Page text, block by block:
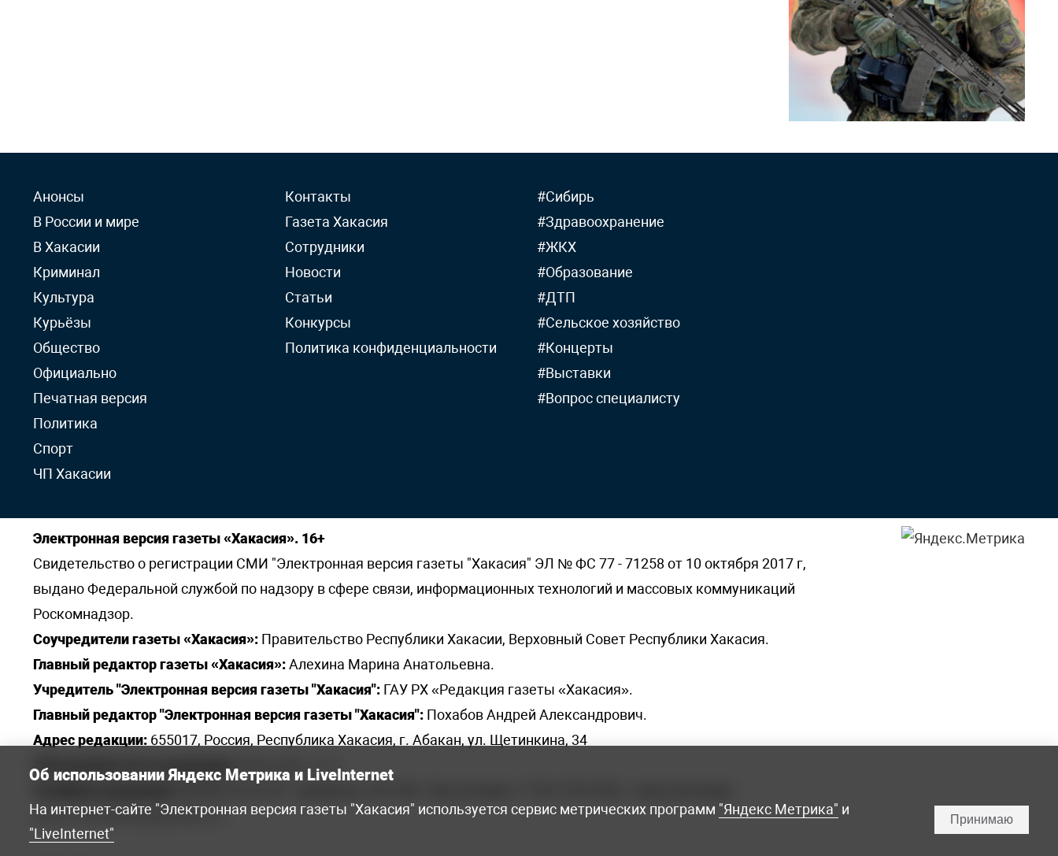
Анонсы
В России и мире
В Хакасии
Криминал
Культура
Курьёзы
Общество
Официально
Печатная версия
Политика
Спорт
ЧП Хакасии
Контакты
Газета Хакасия
Сотрудники
Новости
Статьи
Конкурсы
Политика конфиденциальности
#Сибирь
#Здравоохранение
#ЖКХ
#Образование
#ДТП
#Сельское хозяйство
#Концерты
#Выставки
#Вопрос специалисту
Электронная версия газеты «Хакасия». 16+
Свидетельство о регистрации СМИ "Электронная версия газеты "Хакасия" ЭЛ № ФС 77 - 71258 от 10 октября 2017 г,
выдано Федеральной службой по надзору в сфере связи, информационных технологий и массовых коммуникаций
Роскомнадзор.
Соучредители газеты «Хакасия»: Правительство Республики Хакасии, Верховный Совет Республики Хакасия.
Главный редактор газеты «Хакасия»:Алехина Марина Анатольевна.
Учредитель "Электронная версия газеты "Хакасия": ГАУ РХ «Редакция газеты «Хакасия».
Главный редактор "Электронная версия газеты "Хакасия": Похабов Андрей Александрович.
Адрес редакции: 655017, Россия, Республика Хакасия, г. Абакан, ул. Щетинкина, 34
Электронная почта редакции: khakred@r-19.ru
elena.s.korotkowa@yandex.ru.
Об использовании Яндекс Метрика и LiveInternet
На интернет-сайте "Электронная версия газеты "Хакасия" используется сервис метрических программ "Яндекс Метрика" и
"LiveInternet"
Принимаю